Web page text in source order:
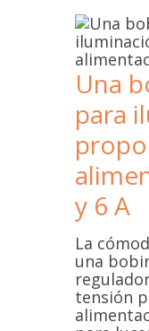
Una
para
y 6 A
La
una
tensión